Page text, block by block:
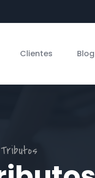
Clientes Blog